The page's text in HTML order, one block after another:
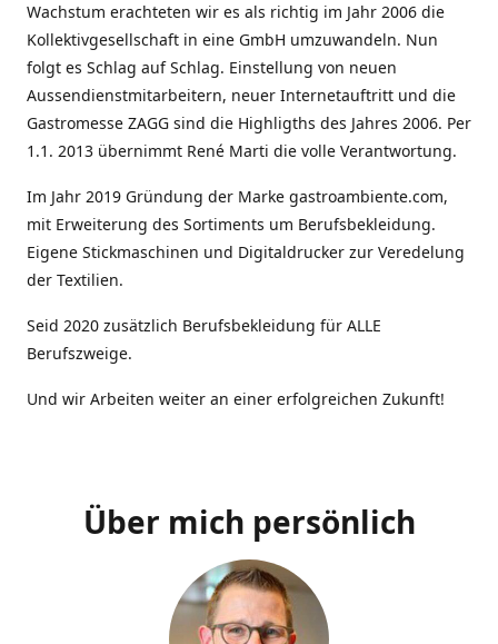
Wachstum erachteten wir es als richtig im Jahr 2006 die
Kollektivgesellschaft in eine GmbH umzuwandeln. Nun
folgt es Schlag auf Schlag. Einstellung von neuen
Aussendienstmitarbeitern, neuer Internetauftritt und die
Gastromesse ZAGG sind die Highligths des Jahres 2006. Per
1.1. 2013 übernimmt René Marti die volle Verantwortung.
Im Jahr 2019 Gründung der Marke gastroambiente.com,
mit Erweiterung des Sortiments um Berufsbekleidung.
Eigene Stickmaschinen und Digitaldrucker zur Veredelung
der Textilien.
Seid 2020 zusätzlich Berufsbekleidung für ALLE
Berufszweige.
Und wir Arbeiten weiter an einer erfolgreichen Zukunft!
Über mich persönlich